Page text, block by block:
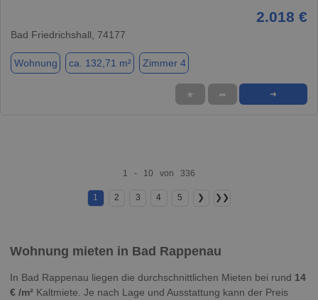
2.018 €
Bad Friedrichshall, 74177
Wohnung ca. 132,71 m² Zimmer 4
★ ➦ ➜
1 - 10 von 336
1 2 3 4 5 ❯ ❯❯
Wohnung mieten in Bad Rappenau
In Bad Rappenau liegen die durchschnittlichen Mieten bei rund 14
€ /m² Kaltmiete. Je nach Lage und Ausstattung kann der Preis